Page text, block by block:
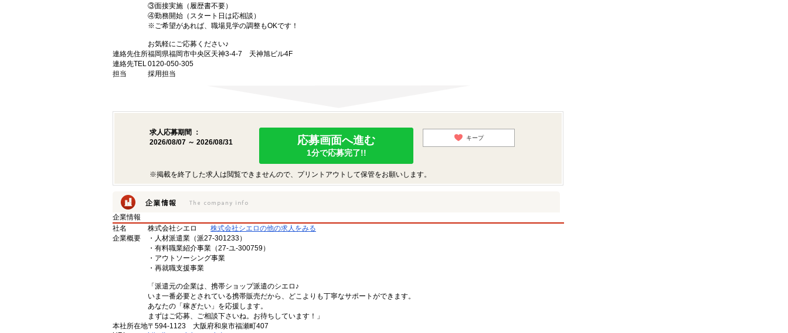
③面接実施（履歴書不要）
④勤務開始（スタート日は応相談）
※ご希望があれば、職場見学の調整もOKです！
お気軽にご応募ください♪
連絡先住所福岡県福岡市中央区天神3-4-7 天神旭ビル4F
連絡先TEL0120-050-305
担当
採用担当
求人応募期間 ：
2026/08/07 ～ 2026/08/31
応募画面へ進む
1分で応募完了!!
キープ
※掲載を終了した求人は閲覧できませんので、プリントアウトして保管をお願いします。
企業情報
社名
株式会社シエロ
株式会社シエロの他の求人をみる
企業概要
・人材派遣業（派27-301233）
・有料職業紹介事業（27-ユ-300759）
・アウトソーシング事業
・再就職支援事業
「派遣元の企業は、携帯ショップ派遣のシエロ♪
いま一番必要とされている携帯販売だから、どこよりも丁寧なサポートができます。
あなたの「稼ぎたい」を応援します。
まずはご応募、ご相談下さいね。お待ちしています！」
本社所在地〒594-1123 大阪府和泉市福瀬町407